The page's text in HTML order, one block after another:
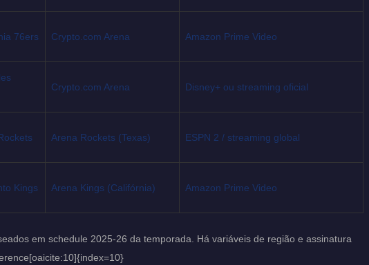
76ers Crypto.com Arena Amazon Prime Video
Crypto.com Arena Disney+ ou streaming oficial
Arena Rockets (Texas) ESPN 2 / streaming global
Kings Arena Kings (Califórnia) Amazon Prime Video
em schedule 2025-26 da temporada. Há variáveis de região e assinatura